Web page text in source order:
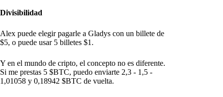
Divisibilidad
Alex puede elegir pagarle a Gladys con un billete de
$5, o puede usar 5 billetes $1.
Y en el mundo de cripto, el concepto no es diferente.
Si me prestas 5 $BTC, puedo enviarte 2,3 - 1,5 -
1,01058 y 0,18942 $BTC de vuelta.